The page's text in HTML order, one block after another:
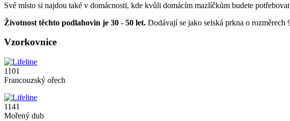
Své místo si najdou také v domácnosti, kde kvůli domácím mazlíčkům budete
Životnost těchto podlahovin je 30 - 50 let. Dodávají se jako selská prkna o rozměrech
Vzorkovnice
1101
Francouzský ořech
1141
Mořený dub